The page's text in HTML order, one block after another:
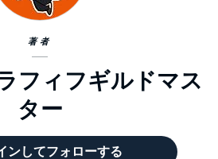
著者
フィフギルドマス
ター
ンしてフォローする